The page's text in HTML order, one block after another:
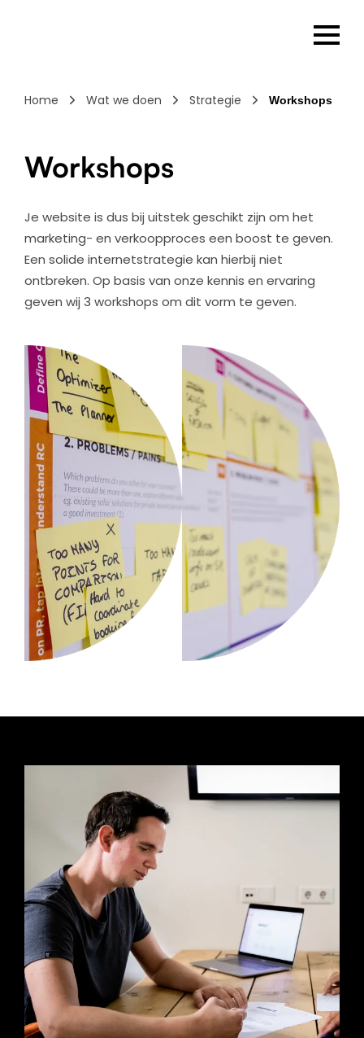
Home Wat we doen Strategie Workshops
Workshops
Je website is dus bij uitstek geschikt zijn om het
marketing- en verkoopproces een boost te geven.
Een solide internetstrategie kan hierbij niet
ontbreken. Op basis van onze kennis en ervaring
geven wij 3 workshops om dit vorm te geven.